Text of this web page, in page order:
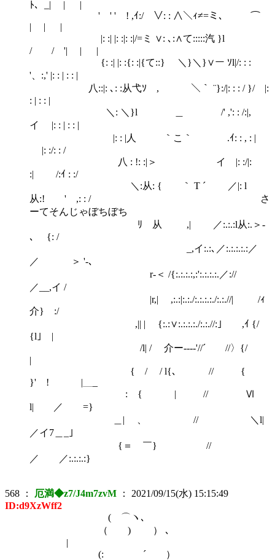
ﾄ、_| | |
' ' ' ! ,ｲ:/ ∨: : ∧＼ｨ≠=ミ､ ⌒
| | |
|: :| |: :|: :|/=ミ ∨: ､:∧て:::::汽 }l
/ / '| | |
{: :| |: :{: :|{て::} ＼}＼}∨ー ｿl|/: : :
'、:,' |: : | : : |
八::|: ､: :从弋ｿ , ＼｀ ¨}:/|: : : / }/ |:
: | : : |
＼: ＼}l ＿ /' ,': : /:|,
イ |: : | : : |
|: : |人 ｀こ｀ .ｲ: : , : |
|: :/: : /
八 : !: :|＞ イ |: :/|:
:| /:ｲ : :/
＼:从: { ｀ T ´ ／|: l
从:! ' ,: : / さ
ーてそんじゃぼちぼち
ﾘ 从 ,| ／:.:.:l从:.＞-
､ {: /
_,イ:.:､／:.:.:.:.:／
／ ＞ '-､
r-＜ /{:.:.:.:,:':.:.:.:.／://
／__,イ /
|r,| ,:.:|:.:./:.:.:.:./:.:.//| /ｨ
介} :/
,|| | {:.:∨:.:.:.:./:.:.//:｣ ,ｲ {/
{l｣ |
/l| / 介ー----'//´ //〉{/
|
{ / / l{､ // {
}' ! |＿_
: { | // Ⅵ
l| ／ =}
＿| 、 // ＼l|
／イ7＿_｣
{＝ ￣} //
／ ／:.:.:.:}
568 ： 厄満◆z7/J4m7zvM ： 2021/09/15(水) 15:15:49
ID:d9XzWff2
( ⌒ヽ､
（ ) ） ､
|
(: ´ ）